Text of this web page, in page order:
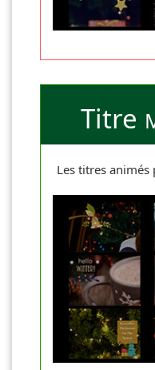
Titre
Les titres